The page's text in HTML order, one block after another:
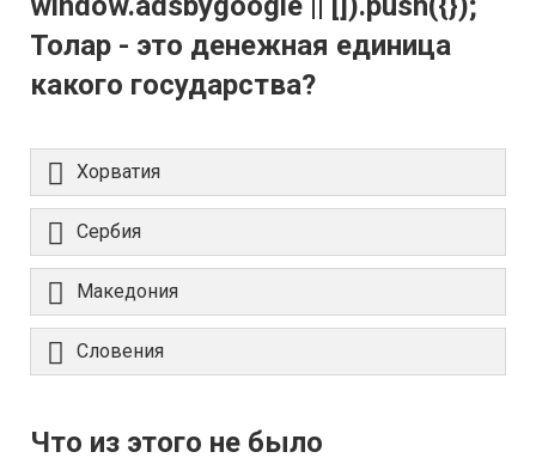
Толар - это денежная единица
какого государства?
Хорватия
Сербия
Македония
Словения
Что из этого не было